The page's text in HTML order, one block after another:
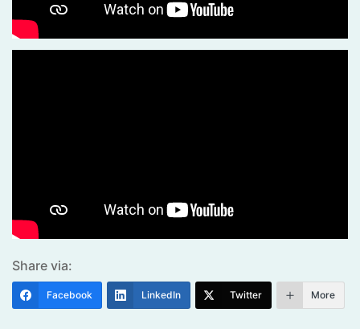
Share via:
Facebook LinkedIn Twitter More